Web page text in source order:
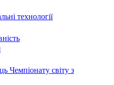
технології
Чемпіонату світу з